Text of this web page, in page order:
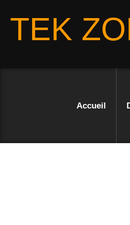
TEK
Accueil